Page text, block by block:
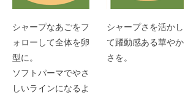
シャープなあごをフ
ォローして全体を卵
型に。
ソフトパーマでやさ
しいラインになるよ
シャープさを活かし
て躍動感ある華やか
さを。